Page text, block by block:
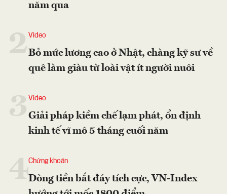
năm qua
2Video
Bỏ mức lương cao ở Nhật, chàng kỹ sư về
quê làm giàu từ loài vật ít người nuôi
Video
Giải pháp kiềm chế lạm phát, ổn định
kinh tế vĩ mô 5 tháng cuối năm
4Chứng khoán
Dòng tiền bắt đáy tích cực, VN-Index